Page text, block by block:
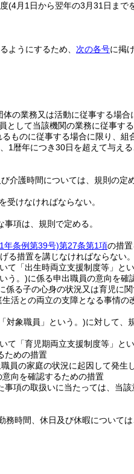
(4月1日から翌年の3月31日まで
ようにするため、 次の各号に掲
の業務又は活動に従事する場合
して当該機関の業務に従事す
ものに従事する場合に限り、組
1暦年につき30日を超えて与える
び介護時間については、規則の
受けなければならない。
項は、規則で定める。
年条例第39号)第27条第1項の措置
る措置を講じなければならない。
て「出生時両立支援制度等」と
う。)に係る申出職員の意向を確
係る子の心身の状況又は育児に
活との両立の支障となる事情
対象職員」という。)に対して、
て「育児期両立支援制度等」と
ための措置
員の家庭の状況に起因して発生
向を確認するための措置
項の取扱いに当たっては、当該
時間、休日及び休暇については